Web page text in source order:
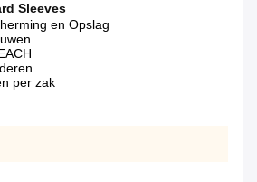
Sleeves
en Opslag
per zak